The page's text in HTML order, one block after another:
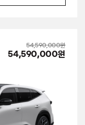
54,590,000원
54,590,000원